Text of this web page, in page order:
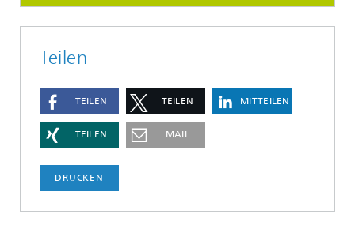
Teilen
TEILEN TEILEN MITTEILEN
TEILEN MAIL
DRUCKEN